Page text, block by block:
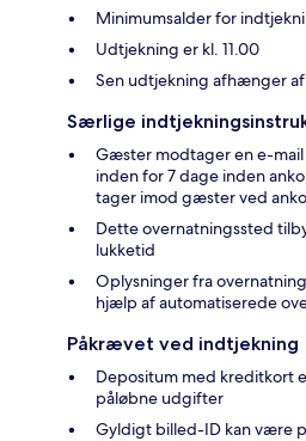
Minimumsalder for
Udtjekning er kl. 11.00
Sen udtjekning afhænger
Særlige
Gæster modtager en e-
inden for 7 dage inden
tager imod gæster ved
Dette overnatningssted
lukketid
Oplysninger fra
hjælp af automatiserede
Påkrævet ved indtjekning
Depositum med kreditkort
påløbne udgifter
Gyldigt billed-ID kan være